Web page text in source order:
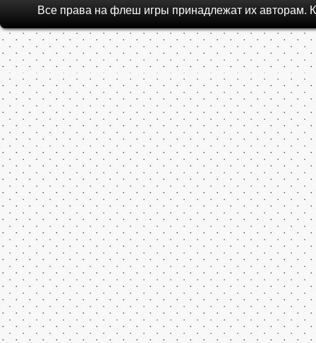
Hot Shots
Все права на флеш игры принадлежат их